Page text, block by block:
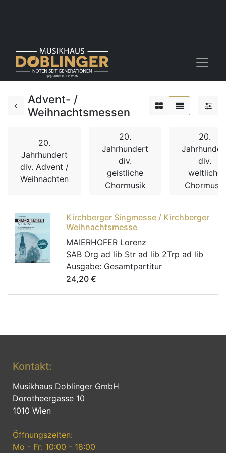
Advent- /
Weihnachtsmessen
20.
Jahrhundert
div. Advent /
Weihnachten
20.
Jahrhundert
div.
geistliche
Chormusik
20.
div.
weltliche
Chormusik
Kirchberger Singmesse / Kirchberger
Weihnachtsmesse
MAIERHOFER Lorenz
SAB Org ad lib Str ad lib 2Trp ad lib
Ausgabe: Gesamtpartitur
24,20 €
Kontakt:
Musikhaus Doblinger GmbH
Dorotheergasse 10
1010 Wien
Öffnungszeiten:
Mo - Fr: 10:00 - 18:00